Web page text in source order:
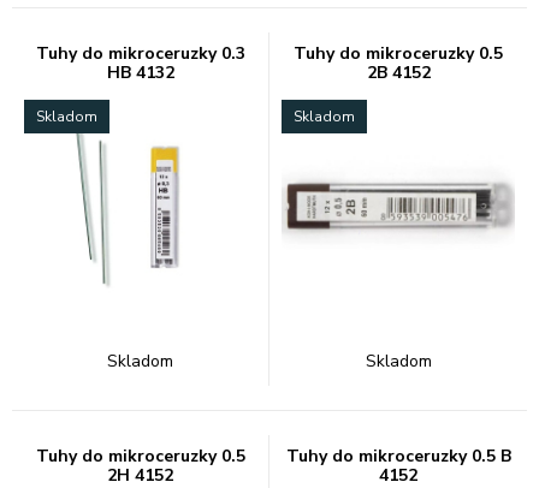
Tuhy do mikroceruzky 0.3
HB 4132
Skladom
Skladom
Tuhy do mikroceruzky 0.5
2B 4152
Skladom
Skladom
Tuhy do mikroceruzky 0.5
2H 4152
Tuhy do mikroceruzky 0.5 B
4152